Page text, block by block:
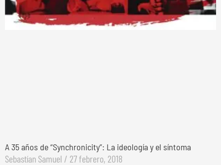
A 35 años de “Synchronicity”: La ideología y el síntoma
Sebastían Samuel 27 febrero, 2018